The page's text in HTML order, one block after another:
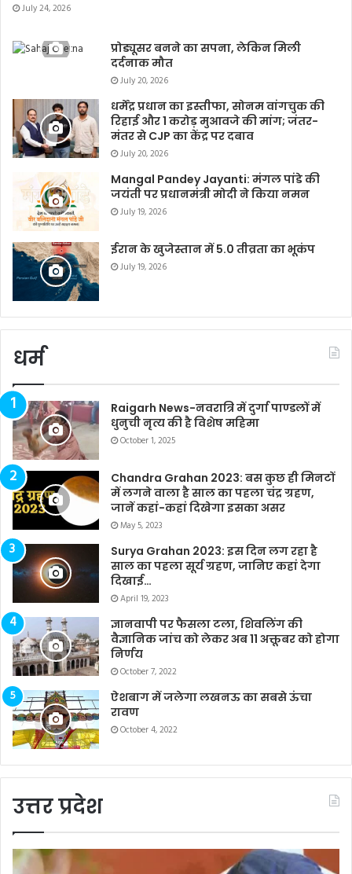
July 24, 2026
प्रोड्यूसर बनने का सपना, लेकिन मिली
दर्दनाक मौत
July 20, 2026
धर्मेंद्र प्रधान का इस्तीफा, सोनम वांगचुक की
रिहाई और 1 करोड़ मुआवजे की मांग; जंतर-
मंतर से CJP का केंद्र पर दबाव
July 20, 2026
Mangal Pandey Jayanti: मंगल पांडे की
जयंती पर प्रधानमंत्री मोदी ने किया नमन
July 19, 2026
ईरान के खुजेस्तान में 5.0 तीव्रता का भूकंप
July 19, 2026
धर्म
Raigarh News-नवरात्रि में दुर्गा पाण्डलों में
धुनुची नृत्य की है विशेष महिमा
October 1, 2025
Chandra Grahan 2023: बस कुछ ही मिनटों
में लगने वाला है साल का पहला चंद्र ग्रहण,
जानें कहां-कहां दिखेगा इसका असर
May 5, 2023
Surya Grahan 2023: इस दिन लग रहा है
साल का पहला सूर्य ग्रहण, जानिए कहां देगा
दिखाई…
April 19, 2023
ज्ञानवापी पर फैसला टला, शिवलिंग की
वैज्ञानिक जांच को लेकर अब 11 अक्तूबर को होगा
निर्णय
October 7, 2022
ऐशबाग में जलेगा लखनऊ का सबसे ऊंचा
रावण
October 4, 2022
उत्तर प्रदेश